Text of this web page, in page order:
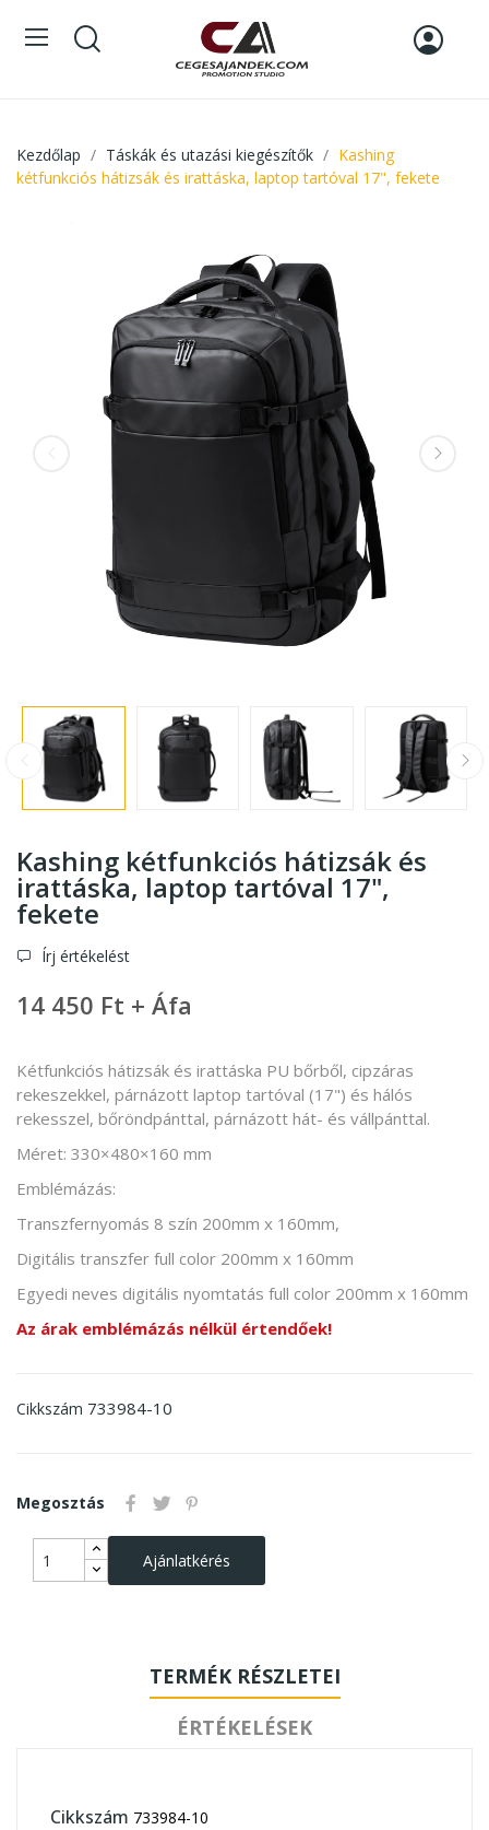
Kezdőlap Táskák és utazási kiegészítők
Kashing
kétfunkciós hátizsák és irattáska, laptop tartóval 17", fekete
Kashing kétfunkciós hátizsák és
irattáska, laptop tartóval 17",
fekete
Írj értékelést
14 450 Ft + Áfa
Kétfunkciós hátizsák és irattáska PU bőrből, cipzáras
rekeszekkel, párnázott laptop tartóval (17") és hálós
rekesszel, bőröndpánttal, párnázott hát- és vállpánttal.
Méret: 330×480×160 mm
Emblémázás:
Transzfernyomás 8 szín 200mm x 160mm,
Digitális transzfer full color 200mm x 160mm
Egyedi neves digitális nyomtatás full color 200mm x 160mm
Az árak emblémázás nélkül értendőek!
Cikkszám 733984-10
Megosztás
Ajánlatkérés
TERMÉK RÉSZLETEI
ÉRTÉKELÉSEK
Cikkszám 733984-10